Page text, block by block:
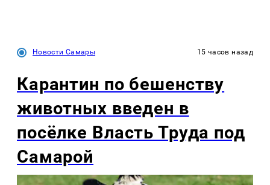
Новости Самары 15 часов назад
Карантин по бешенству
животных введен в
посёлке Власть Труда под
Самарой